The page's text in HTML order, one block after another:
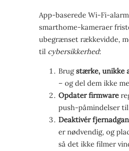
App-baserede Wi-Fi-
smarthome-kameraer
ubegrænset rækkevidde,
til cybersikkerhed:
Brugstærke, unikke
– og del dem ikke
Opdater firmware
push-påmindelser
Deaktivér
er nødvendig, og
så det ikke filmer